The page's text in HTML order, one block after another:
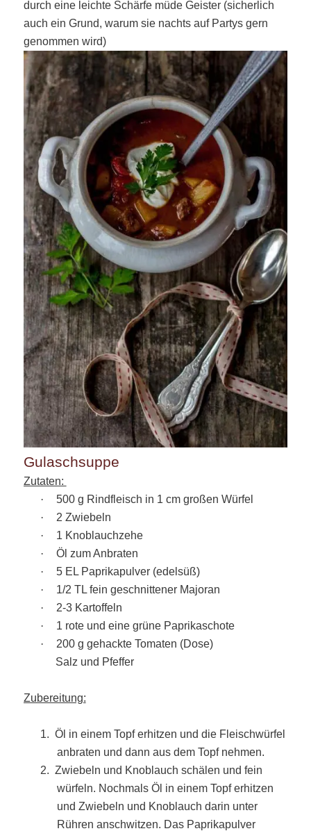
durch eine leichte Schärfe müde Geister (sicherlich
auch ein Grund, warum sie nachts auf Partys gern
genommen wird)
Gulaschsuppe
Zutaten:
·
500 g Rindfleisch in 1 cm großen Würfel
·
2 Zwiebeln
·
1 Knoblauchzehe
·
Öl zum Anbraten
·
5 EL Paprikapulver (edelsüß)
·
1/2 TL fein geschnittener Majoran
·
2-3 Kartoffeln
·
1 rote und eine grüne Paprikaschote
·
200 g gehackte Tomaten (Dose)
Salz und Pfeffer
Zubereitung:
1. Öl in einem Topf erhitzen und die Fleischwürfel
anbraten und dann aus dem Topf nehmen.
2. Zwiebeln und Knoblauch schälen und fein
würfeln. Nochmals Öl in einem Topf erhitzen
und Zwiebeln und Knoblauch darin unter
Rühren anschwitzen. Das Paprikapulver